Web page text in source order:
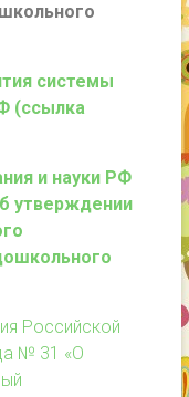
системы
(ссылка
и науки РФ
утверждении
Российской
№ 31 «О